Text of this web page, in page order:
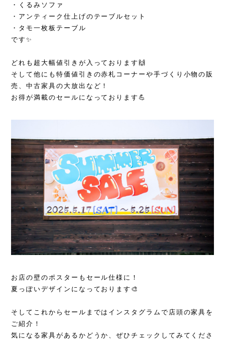
・くるみソファ
・アンティーク仕上げのテーブルセット
・タモ一枚板テーブル
です✨
どれも超大幅値引きが入っております🙌
そして他にも特価値引きの赤札コーナーや手づくり小物の販
売、中古家具の大放出など！
お得が満載のセールになっております💪
お店の壁のポスターもセール仕様に！
夏っぽいデザインになっております🎨
そしてこれからセールまではインスタグラムで店頭の家具を
ご紹介！
気になる家具があるかどうか、ぜひチェックしてみてくださ